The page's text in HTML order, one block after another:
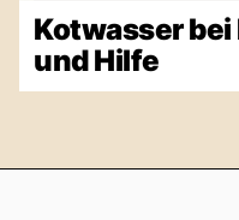
Kotwasser
und Hilfe